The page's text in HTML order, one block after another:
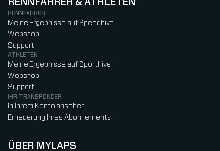
RENNFAHRER & ATHLETEN
RENNFAHRER
Meine Ergebnisse auf Speedhive
Webshop
Support
ATHLETEN
Meine Ergebnisse auf Sporthive
Webshop
Support
IHR TRANSPONDER
In Ihrem Konto ansehen
Erneuerung Ihres Abonnements
ÜBER MYLAPS